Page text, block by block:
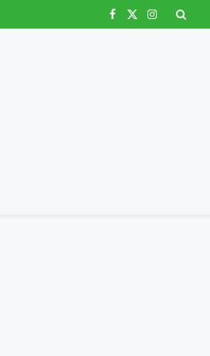
Facebook
X
Instagram